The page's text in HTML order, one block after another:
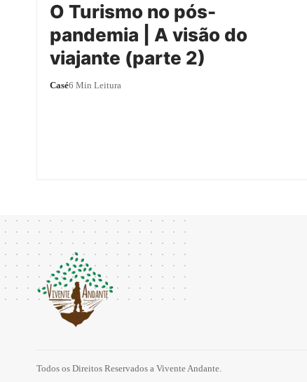
O Turismo no pós-
pandemia | A visão do
viajante (parte 2)
Casé6 Min Leitura
Todos os Direitos Reservados a Vivente Andante.